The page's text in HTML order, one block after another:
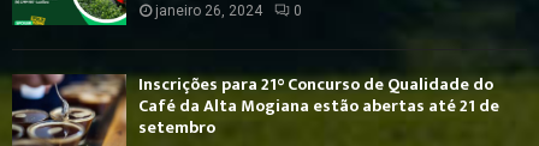
janeiro 26, 2024 0
Inscrições para 21° Concurso de Qualidade do
Café da Alta Mogiana estão abertas até 21 de
setembro